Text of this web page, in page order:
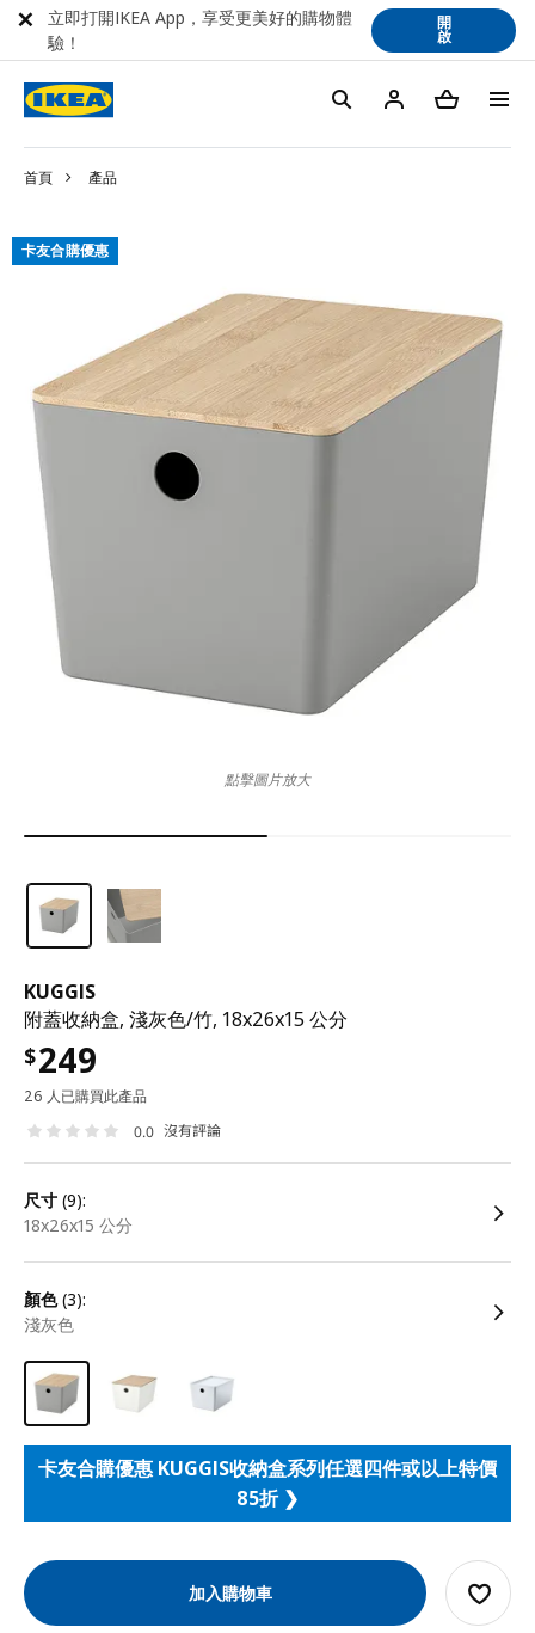
首頁 產品
KUGGIS
附蓋收納盒, 淺灰色/竹, 18x26x15 公分
$249
26 人已購買此產品
0.0 沒有評論
尺寸 (9):
18x26x15 公分
顏色(3):
淺灰色
卡友合購優惠 KUGGIS收納盒系列任選四件或以上特價
85折 ❯
加入購物車
卡友合購優惠
點擊圖片放大
立即打開IKEA App，享受更美好的購物體
驗！
開
啟